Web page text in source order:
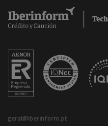
geral@iberinform.pt